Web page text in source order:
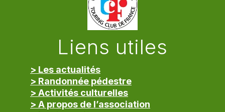
Liens utiles
> Les actualités
> Randonnée pédestre
> Activités culturelles
> A propos de l’association